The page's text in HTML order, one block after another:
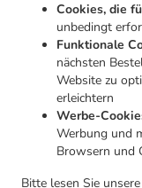
Cookies, die
unbedingt
Funktionale
nächsten
Website zu
erleichtern
Werbe-
Werbung und
Browsern und
Bitte lesen Sie unsere
Lieferservice Niedere Börde
Pizza Lieferservice Niedere
Niederndodeleben . Pizza
Niedere Börde Klein
Pizza Lieferservice Niedere
Lieferservice Hohe Börde